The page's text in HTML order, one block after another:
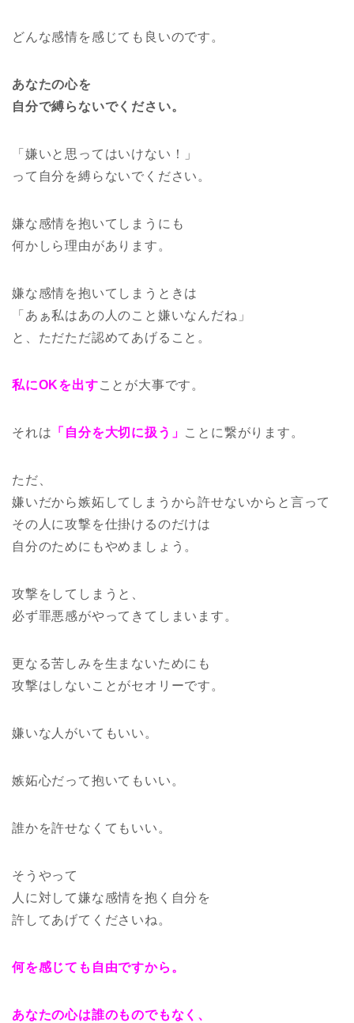
どんな感情を感じても良いのです。
あなたの心を
自分で縛らないでください。
「嫌いと思ってはいけない！」
って自分を縛らないでください。
嫌な感情を抱いてしまうにも
何かしら理由があります。
嫌な感情を抱いてしまうときは
「あぁ私はあの人のこと嫌いなんだね」
と、ただただ認めてあげること。
私にOKを出すことが大事です。
それは 「自分を大切に扱う」 ことに繋がります。
ただ、
嫌いだから嫉妬してしまうから許せないからと言って
その人に攻撃を仕掛けるのだけは
自分のためにもやめましょう。
攻撃をしてしまうと、
必ず罪悪感がやってきてしまいます。
更なる苦しみを生まないためにも
攻撃はしないことがセオリーです。
嫌いな人がいてもいい。
嫉妬心だって抱いてもいい。
誰かを許せなくてもいい。
そうやって
人に対して嫌な感情を抱く自分を
許してあげてくださいね。
何を感じても自由ですから。
あなたの心は誰のものでもなく、